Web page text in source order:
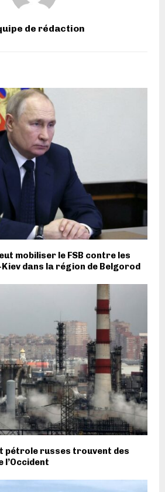
de rédaction
mobiliser le FSB contre les
dans la région de Belgorod
pétrole russes trouvent des
l’Occident